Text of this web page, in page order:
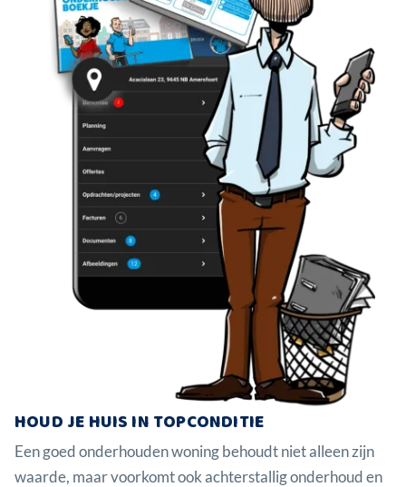
HOUD JE HUIS IN TOPCONDITIE
Een goed onderhouden woning behoudt niet alleen zijn
waarde, maar voorkomt ook achterstallig onderhoud en